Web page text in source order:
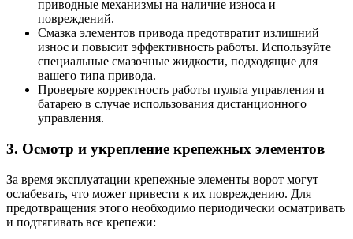
приводные механизмы на наличие износа и
повреждений.
Смазка элементов привода предотвратит излишний
износ и повысит эффективность работы. Используйте
специальные смазочные жидкости, подходящие для
вашего типа привода.
Проверьте корректность работы пульта управления и
батарею в случае использования дистанционного
управления.
3. Осмотр и укрепление крепежных элементов
За время эксплуатации крепежные элементы ворот могут
ослабевать, что может привести к их повреждению. Для
предотвращения этого необходимо периодически осматривать
и подтягивать все крепежи: